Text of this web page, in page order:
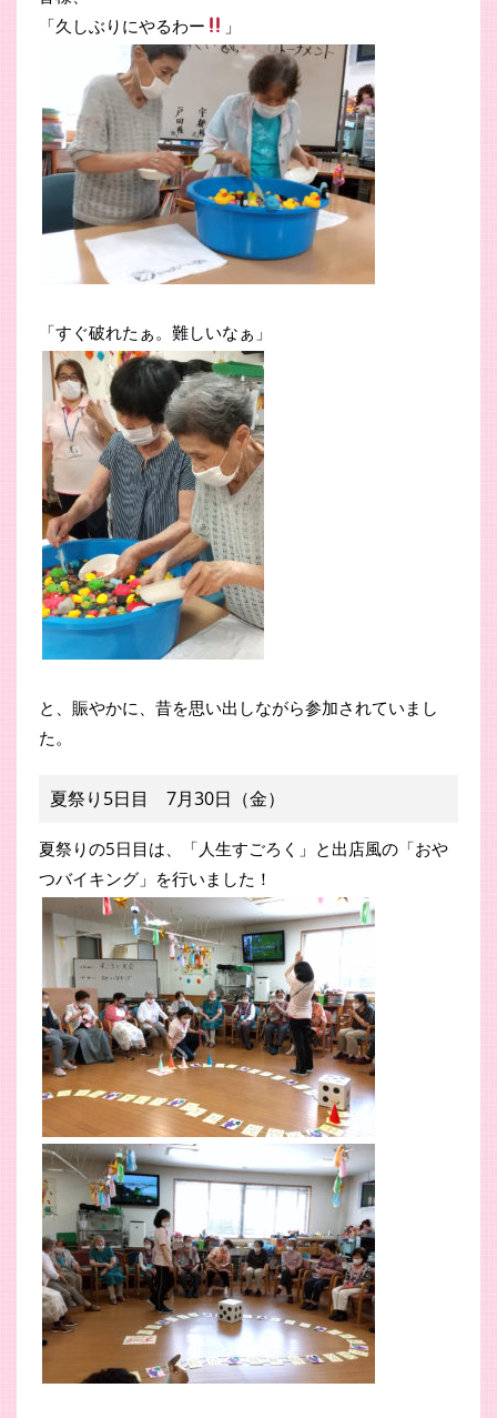
「久しぶりにやるわー
」
「すぐ破れたぁ。難しいなぁ」
と、賑やかに、昔を思い出しながら参加されていまし
た。
夏祭り5日目 7月30日（金）
夏祭りの5日目は、「人生すごろく」と出店風の「おや
つバイキング」を行いました！